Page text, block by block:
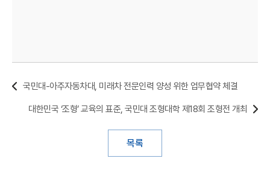
국민대-아주자동차대, 미래차 전문인력 양성 위한 업무협약 체결
목록
대한민국 ‘조형’ 교육의 표준, 국민대 조형대학 제18회 조형전 개최